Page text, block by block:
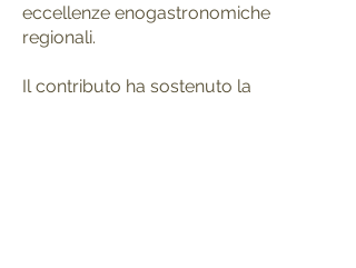
eccellenze enogastronomiche
regionali.
Il contributo ha sostenuto la